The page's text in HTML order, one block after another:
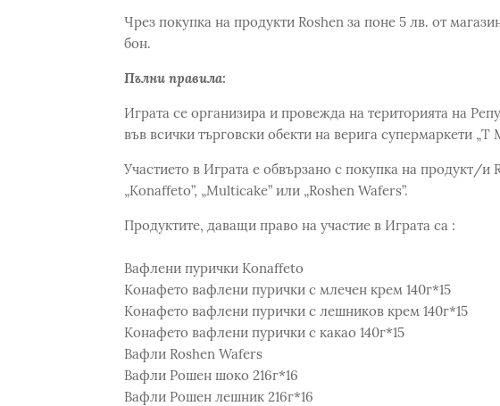
Чрез покупка на продукти Roshen за поне 5 лв. от
бон.
Пълни правила:
Играта се организира и провежда на територията на
във всички търговски обекти на верига супермаркети „Т
Участието в Играта е обвързано с покупка на продукт/и
„Konaffeto”, „Multicake” или „Roshen Wafers”.
Продуктите, даващи право на участие в Играта са :
Вафлени пурички Konaffeto
Конафето вафлени пурички с млечен крем 140г*15
Конафето вафлени пурички с лешников крем 140г*15
Конафето вафлени пурички с какао 140г*15
Вафли Roshen Wafers
Вафли Рошен шоко 216г*16
Вафли Рошен лешник 216г*16